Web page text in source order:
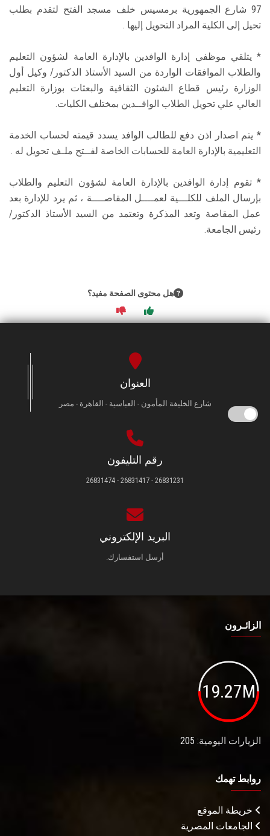
97 شارع الجمهورية برمسيس خلف مسجد الفتح لتقدم بطلب
تحيل إلى الكلية المراد التحويل إليها .
* يتلقي موظفي إدارة الوافدين بالإدارة العامة لشؤون التعليم
والطلاب الموافقات الواردة من السيد الأستاذ الدكتور/ وكيل أول
الوزارة رئيس قطاع الشئون الثقافية والبعثات بوزارة التعليم
العالي علي تحويل الطلاب الوافــدين بمختلف الكليات.
* يتم اصدار اذن دفع للطالب الوافد يسدد قيمته لحساب الخدمة
التعليمية بالإدارة العامة للحسابات الخاصة لفــتح ملـف تحويل له .
* تقوم إدارة الوافدين بالإدارة العامة لشؤون التعليم والطلاب
بإرسال الملف للكلـــية لعمــــل المقاصــــة ، ثم يرد للإدارة بعد
عمل المقاصة وتعد المذكرة وتعتمد من السيد الأستاذ الدكتور/
رئيس الجامعة.
هل محتوى الصفحة مفيد؟
العنوان
شارع الخليفة المأمون - العباسية - القاهرة - مصر
رقم التليفون
26831231 - 26831417 - 26831474
البريد الإلكتروني
أرسل استفسارك.
الزائـرون
19.27M
الزيارات اليومية: 205
روابط تهمك
خريطة الموقع
الجامعات المصرية